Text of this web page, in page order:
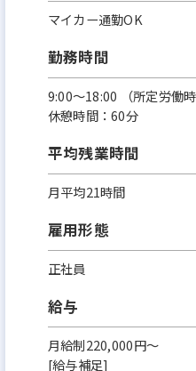
マイカー通勤OK
勤務時間
9:00～18:00 （所定労働
休憩時間：60分
平均残業時間
月平均21時間
雇用形態
正社員
給与
月給制220,000円～
[給与補足]